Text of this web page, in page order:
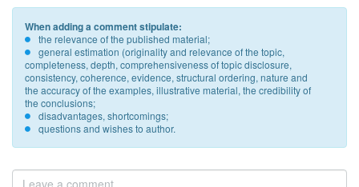
When adding a comment stipulate:
the relevance of the published material;
general estimation (originality and relevance of the topic,
completeness, depth, comprehensiveness of topic disclosure,
consistency, coherence, evidence, structural ordering, nature and
the accuracy of the examples, illustrative material, the credibility of
the conclusions;
disadvantages, shortcomings;
questions and wishes to author.